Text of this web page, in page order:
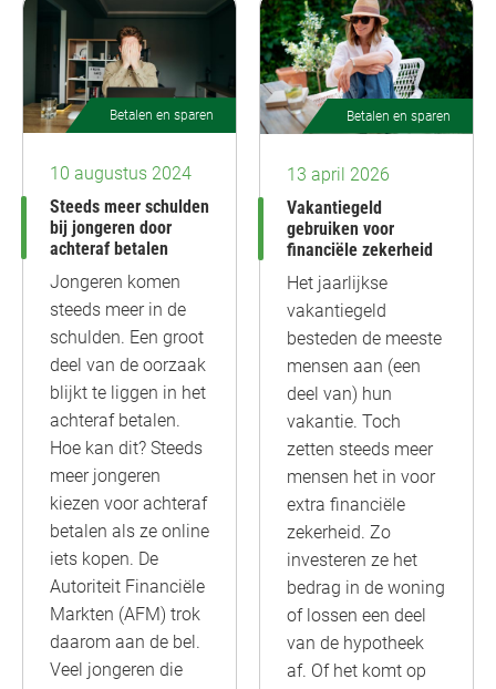
Betalen en sparen
10 augustus 2024
Steeds meer schulden
bij jongeren door
achteraf betalen
Jongeren komen
steeds meer in de
schulden. Een groot
deel van de oorzaak
blijkt te liggen in het
achteraf betalen.
Hoe kan dit? Steeds
meer jongeren
kiezen voor achteraf
betalen als ze online
iets kopen. De
Autoriteit Financiële
Markten (AFM) trok
daarom aan de bel.
Veel jongeren die
Betalen en sparen
13 april 2026
Vakantiegeld
gebruiken voor
financiële zekerheid
Het jaarlijkse
vakantiegeld
besteden de meeste
mensen aan (een
deel van) hun
vakantie. Toch
zetten steeds meer
mensen het in voor
extra financiële
zekerheid. Zo
investeren ze het
bedrag in de woning
of lossen een deel
van de hypotheek
af. Of het komt op